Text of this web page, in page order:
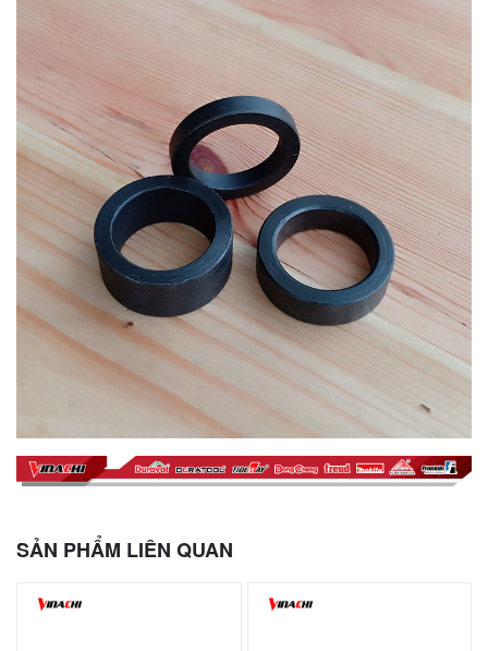
SẢN PHẨM LIÊN QUAN